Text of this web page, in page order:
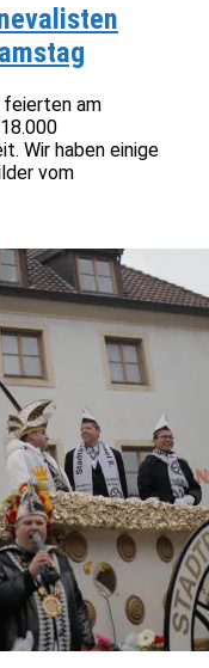
feierten am
Wir haben einige
vom